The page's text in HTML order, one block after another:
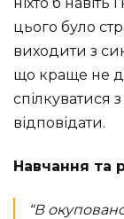
цього було
виходити з
що краще не
спілкуватися
відповідати.
Навчання та
“В